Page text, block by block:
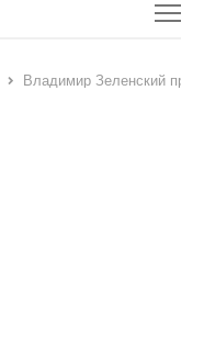
Владимир Зеленский